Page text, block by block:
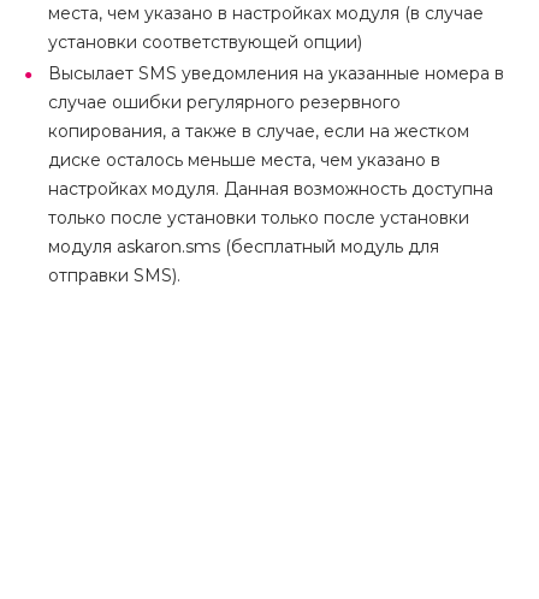
места, чем указано в настройках модуля (в случае
установки соответствующей опции)
Высылает SMS уведомления на указанные номера в
случае ошибки регулярного резервного
копирования, а также в случае, если на жестком
диске осталось меньше места, чем указано в
настройках модуля. Данная возможность доступна
только после установки только после установки
модуля askaron.sms (бесплатный модуль для
отправки SMS).